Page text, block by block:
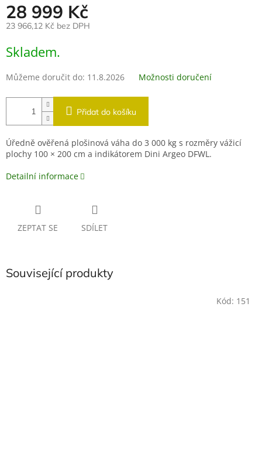
28 999 Kč
23 966,12 Kč bez DPH
cena:
Skladem.
Můžeme doručit do: 11.8.2026 Možnosti doručení
Přidat do košíku
Úředně ověřená plošinová váha do 3 000 kg s rozměry vážicí
plochy 100 × 200 cm a indikátorem Dini Argeo DFWL.
Detailní informace
ZEPTAT SE SDÍLET
Související produkty
Kód: 151